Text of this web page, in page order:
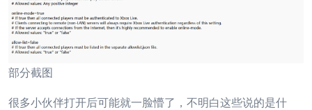
部分截图
很多小伙伴打开后可能就一脸懵了，不明白这些说的是什